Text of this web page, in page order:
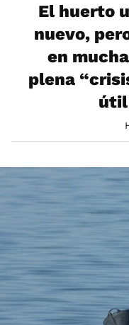
El huerto
nuevo,
en
plena
útil